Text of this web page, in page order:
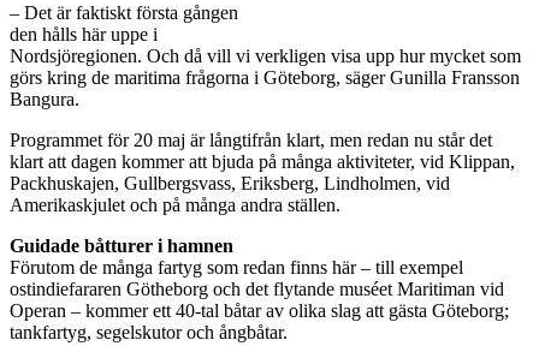
– Det är faktiskt första gången
den hålls här uppe i
Nordsjöregionen. Och då vill vi verkligen visa upp hur mycket som
görs kring de maritima frågorna i Göteborg, säger Gunilla Fransson
Bangura.
Programmet för 20 maj är långtifrån klart, men redan nu står det
klart att dagen kommer att bjuda på många aktiviteter, vid Klippan,
Packhuskajen, Gullbergsvass, Eriksberg, Lindholmen, vid
Amerikaskjulet och på många andra ställen.
Guidade båtturer i hamnen
Förutom de många fartyg som redan finns här – till exempel
ostindiefararen Götheborg och det flytande muséet Maritiman vid
Operan – kommer ett 40-tal båtar av olika slag att gästa Göteborg;
tankfartyg, segelskutor och ångbåtar.